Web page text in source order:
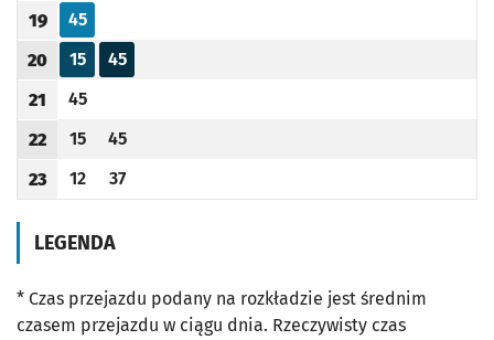
Rozkład jazdy -
Godzina odjazdu
19
Odjazd
45
minut po godzinie 19
Godzina odjazdu
20
Odjazd
15
minut po godzinie 20
Odjazd
45
minut po godzinie 20
Godzina odjazdu
21
Odjazd
45
minut po godzinie 21
Godzina odjazdu
22
Odjazd
15
minut po godzinie 22
Odjazd
45
minut po godzinie 22
Godzina odjazdu
23
Odjazd
12
minut po godzinie 23
Odjazd
37
minut po godzinie 23
LEGENDA
* Czas przejazdu podany na rozkładzie jest średnim
czasem przejazdu w ciągu dnia. Rzeczywisty czas